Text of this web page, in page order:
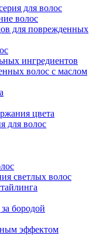
для волос
волос
для поврежденных
ингредиентов
волос с маслом
цвета
для волос
светлых волос
бородой
эффектом